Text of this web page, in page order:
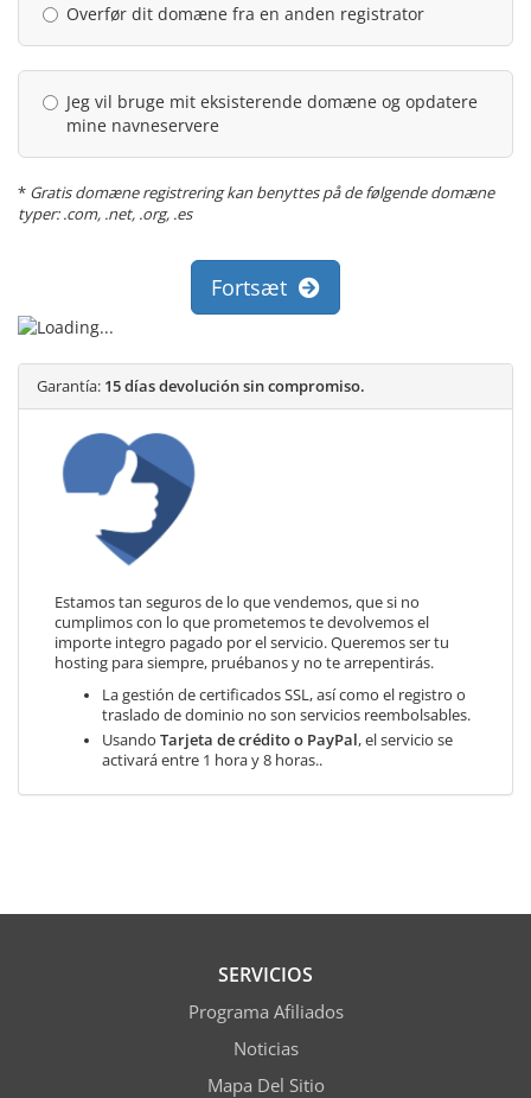
Overfør dit domæne fra en anden registrator
Jeg vil bruge mit eksisterende domæne og opdatere
mine navneservere
* Gratis domæne registrering kan benyttes på de følgende domæne
typer: .com, .net, .org, .es
Fortsæt
Garantía: 15 días devolución sin compromiso.
Estamos tan seguros de lo que vendemos, que si no
cumplimos con lo que prometemos te devolvemos el
importe integro pagado por el servicio. Queremos ser tu
hosting para siempre, pruébanos y no te arrepentirás.
La gestión de certificados SSL, así como el registro o
traslado de dominio no son servicios reembolsables.
Usando Tarjeta de crédito o PayPal, el servicio se
activará entre 1 hora y 8 horas..
SERVICIOS
Programa Afiliados
Noticias
Mapa Del Sitio